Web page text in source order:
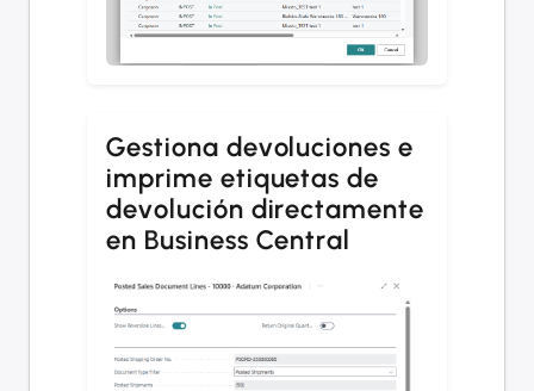
Gestiona devoluciones e
imprime etiquetas de
devolución directamente
en Business Central